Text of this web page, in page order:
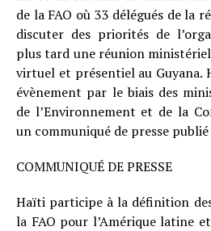
de la FAO où 33 délégués de la
discuter des priorités de
plus tard une réunion
virtuel et présentiel au Guyana.
évènement par le biais des
de l’Environnement et de la
un communiqué de presse publié
COMMUNIQUÉ DE PRESSE
Haïti participe à la définition
la FAO pour l’Amérique latine